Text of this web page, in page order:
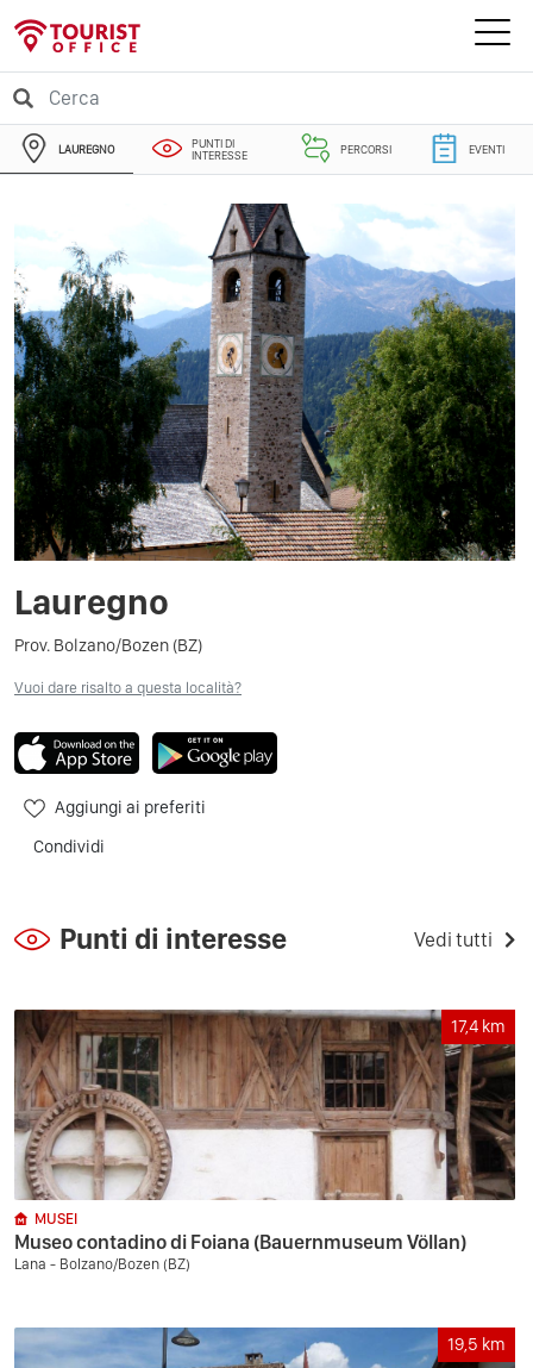
LAUREGNO
PUNTI DI
INTERESSE
PERCORSI EVENTI
Lauregno
Prov. Bolzano/Bozen (BZ)
Vuoi dare risalto a questa località?
Aggiungi ai preferiti
Condividi
Punti di interesse Vedi tutti
17,4 km
MUSEI
Museo contadino di Foiana (Bauernmuseum Völlan)
Lana - Bolzano/Bozen (BZ)
19,5 km